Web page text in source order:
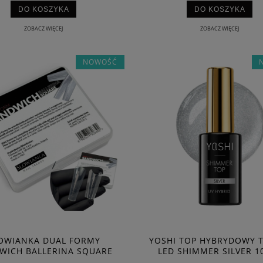
17,00 zł
DO KOSZYKA
17,00 zł
DO KOSZYKA
DO KOSZYKA
ZOBACZ WIĘCEJ
DO KOSZYKA
ZOBACZ WIĘCEJ
DUAL FORMY
BALLERINA SQUARE
NOWOŚĆ
YOSHI TOP HYBRYDOWY
LED SHIMMER SILVER